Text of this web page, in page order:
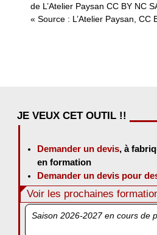
de L’Atelier Paysan CC BY NC
« Source : L’Atelier Paysan, CC
JE VEUX CET OUTIL !!
Demander un devis, à
en formation
Demander un devis pour
Voir les prochaines
Saison 2026-2027 en cours de